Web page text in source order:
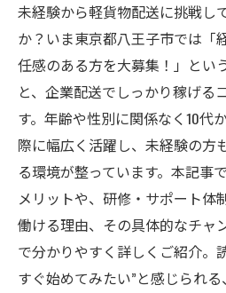
未経験から軽貨物配送に挑戦し
か？いま東京都八王子市では「
任感のある方を大募集！」とい
と、企業配送でしっかり稼げる
す。年齢や性別に関係なく10代
際に幅広く活躍し、未経験の方
る環境が整っています。本記事
メリットや、研修・サポート体
働ける理由、その具体的なチャ
で分かりやすく詳しくご紹介。
すぐ始めてみたい”と感じられ